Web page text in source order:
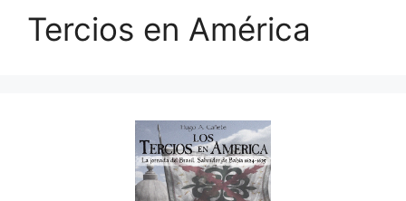
Tercios en América